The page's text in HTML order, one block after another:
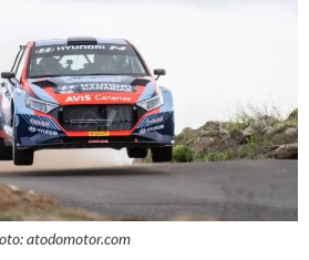
atodomotor.com